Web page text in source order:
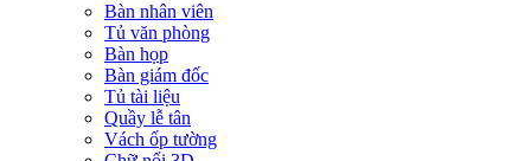
Bàn nhân viên
Tủ văn phòng
Bàn họp
Bàn giám đốc
Tủ tài liệu
Quầy lễ tân
Vách ốp tường